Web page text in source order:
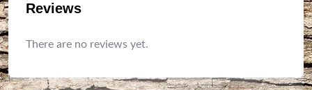
Reviews
There are no reviews yet.